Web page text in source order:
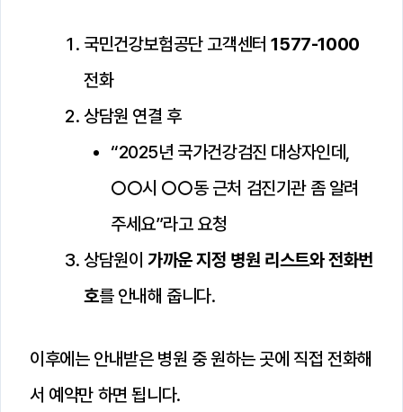
국민건강보험공단 고객센터1577-1000
전화
상담원 연결 후
“2025년 국가건강검진 대상자인데,
○○시 ○○동 근처 검진기관 좀 알려
주세요”라고 요청
상담원이 가까운 지정 병원 리스트와 전화번
호를 안내해 줍니다.
이후에는 안내받은 병원 중 원하는 곳에 직접 전화해
서 예약만 하면 됩니다.